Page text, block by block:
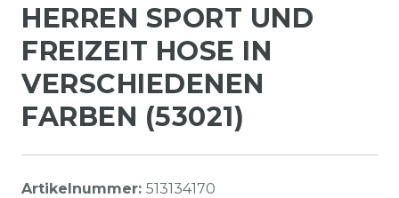
HERREN SPORT UND
FREIZEIT HOSE IN
VERSCHIEDENEN
FARBEN (53021)
Artikelnummer: 513134170